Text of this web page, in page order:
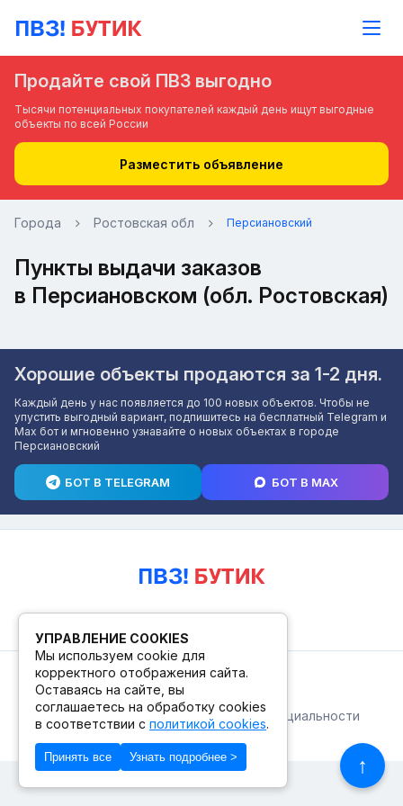
Продайте свой ПВЗ выгодно
Тысячи потенциальных покупателей каждый день ищут выгодные
объекты по всей России
Разместить объявление
Города Ростовская обл Персиановский
Пункты выдачи заказов
в Персиановском (обл. Ростовская)
Хорошие объекты продаются за 1-2 дня.
Каждый день у нас появляется до 100 новых объектов. Чтобы не
упустить выгодный вариант, подпишитесь на бесплатный Telegram и
Max бот и мгновенно узнавайте о новых объектах в городе
Персиановский
БОТ В TELEGRAM БОТ В MAX
↑
© 2026. ПВЗ! БУТИК.
Публичная офертаПолитика конфиденциальности
© Сделано в Фидживеб
УПРАВЛЕНИЕ COOKIES
Мы используем cookie для
корректного отображения сайта.
Оставаясь на сайте, вы
соглашаетесь на обработку cookies
в соответствии с политикой cookies.
Принять все Узнать подробнее >